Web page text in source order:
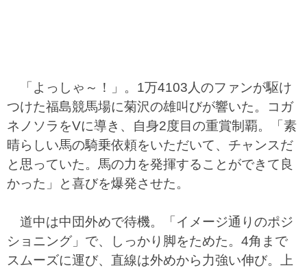
「よっしゃ～！」。1万4103人のファンが駆け
つけた福島競馬場に菊沢の雄叫びが響いた。コガ
ネノソラをVに導き、自身2度目の重賞制覇。「素
晴らしい馬の騎乗依頼をいただいて、チャンスだ
と思っていた。馬の力を発揮することができて良
かった」と喜びを爆発させた。
道中は中団外めで待機。「イメージ通りのポジ
ショニング」で、しっかり脚をためた。4角まで
スムーズに運び、直線は外めから力強い伸び。上